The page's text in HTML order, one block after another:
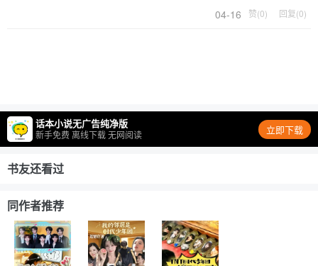
04-16
赞(0) 回复(0)
话本小说无广告纯净版
新手免费 离线下载 无网阅读 立即下载
书友还看过
同作者推荐